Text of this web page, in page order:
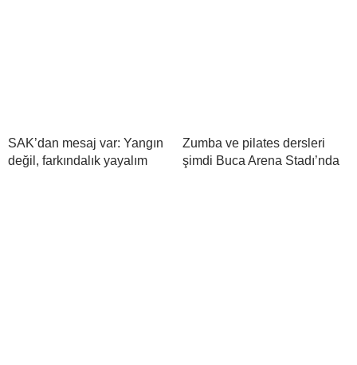
SAK’dan mesaj var: Yangın
değil, farkındalık yayalım
Zumba ve pilates dersleri
şimdi Buca Arena Stadı’nda